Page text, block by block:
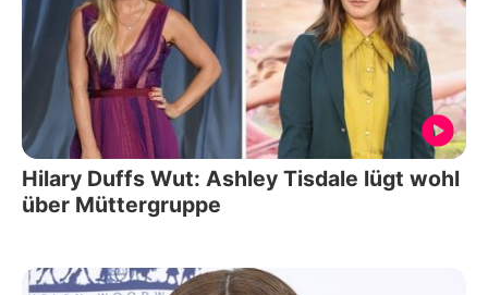
Hilary Duffs Wut: Ashley Tisdale lügt wohl
über Müttergruppe